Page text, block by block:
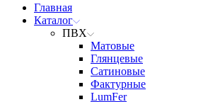
Главная
Каталог
ПВХ
Матовые
Глянцевые
Сатиновые
Фактурные
LumFer